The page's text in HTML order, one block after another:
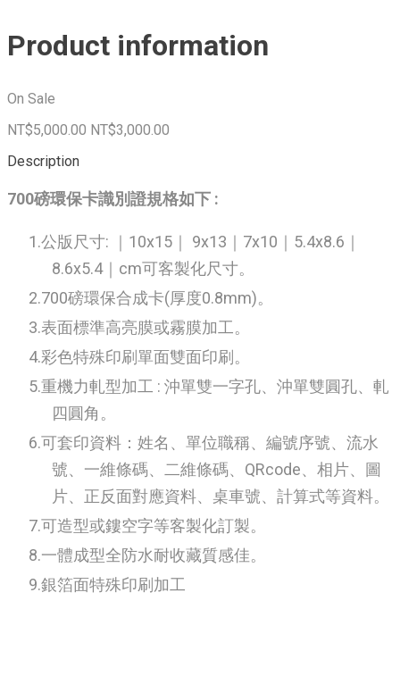
Product information
On Sale
NT$5,000.00 NT$3,000.00
Description
700磅環保卡識別證規格如下 :
公版尺寸: ｜10x15｜ 9x13｜7x10｜5.4x8.6｜
8.6x5.4｜cm可客製化尺寸。
700磅環保合成卡(厚度0.8mm)。
表面標準高亮膜或霧膜加工。
彩色特殊印刷單面雙面印刷。
重機力軋型加工 : 沖單雙一字孔、沖單雙圓孔、軋
四圓角。
可套印資料：姓名、單位職稱、編號序號、流水
號、一維條碼、二維條碼、QRcode、相片、圖
片、正反面對應資料、桌車號、計算式等資料。
可造型或鏤空字等客製化訂製。
一體成型全防水耐收藏質感佳。
銀箔面特殊印刷加工